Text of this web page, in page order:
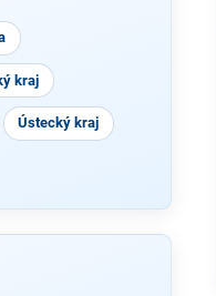
kraj
Ústecký kraj